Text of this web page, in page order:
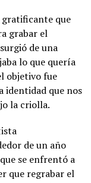
que
grabar el
de una
lo que quería
objetivo fue
identidad que nos
la criolla.
de un año
se enfrentó a
que regrabar el